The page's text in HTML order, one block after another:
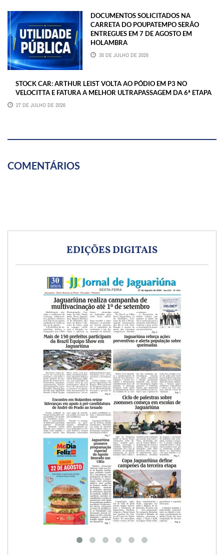
DOCUMENTOS SOLICITADOS NA
CARRETA DO POUPATEMPO SERÃO
ENTREGUES EM 7 DE AGOSTO EM
HOLAMBRA
30 DE JULHO DE 2026
STOCK CAR: ARTHUR LEIST VOLTA AO PÓDIO EM P3 NO
VELOCITTA E FATURA A MELHOR ULTRAPASSAGEM DA 6ª ETAPA
27 DE JULHO DE 2026
COMENTÁRIOS
EDIÇÕES DIGITAIS